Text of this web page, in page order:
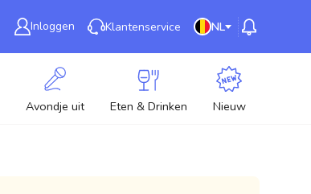
Inloggen Klantenservice NL
Avondje uit Eten & Drinken Nieuw